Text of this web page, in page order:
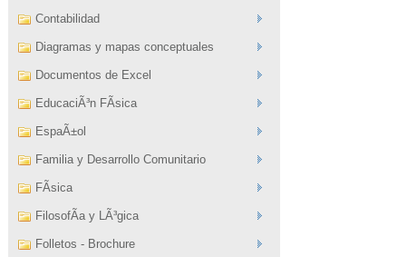
Contabilidad
Diagramas y mapas conceptuales
Documentos de Excel
EducaciÃ³n FÃ­sica
EspaÃ±ol
Familia y Desarrollo Comunitario
FÃ­sica
FilosofÃ­a y LÃ³gica
Folletos - Brochure